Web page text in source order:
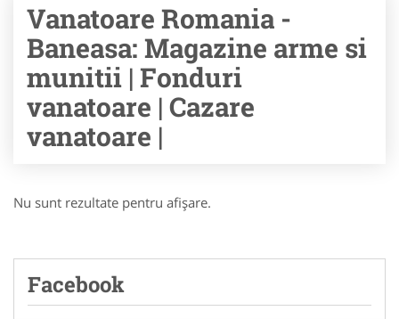
Vanatoare Romania -
Baneasa: Magazine arme si
munitii | Fonduri
vanatoare | Cazare
vanatoare |
Nu sunt rezultate pentru afişare.
Facebook